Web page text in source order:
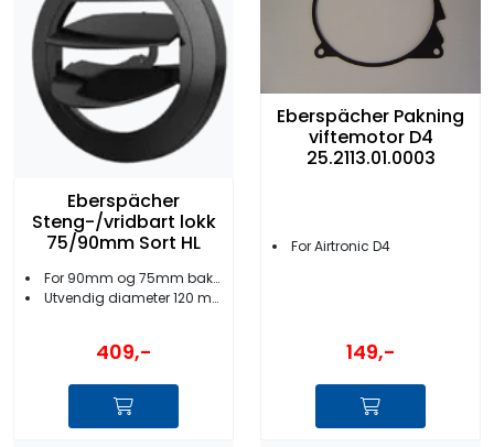
Eberspächer
Steng-/vridbart lokk
75/90mm Sort HL
For 90mm og 75mm bakstykker
Utvendig diameter 120 mm
409,-
Eberspächer Pakning
viftemotor D4
25.2113.01.0003
For Airtronic D4
149,-